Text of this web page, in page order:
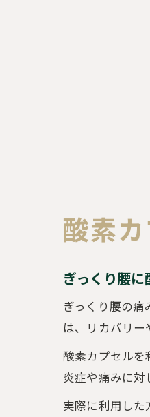
酸素
ぎっくり腰
ぎっくり腰の
は、リカバリ
酸素カプセルを
炎症や痛みに対
実際に利用し